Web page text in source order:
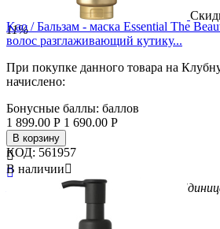
11%
Kao / Бальзам - маска Essential The
волос разглаживающий кутику...
При покупке данного товара на
начислено:
Бонусные баллы: баллов
1 899.00 Р 1 690.00 Р
В корзину


Вес/Объем/Кол-во
КОД: 561957
В наличии